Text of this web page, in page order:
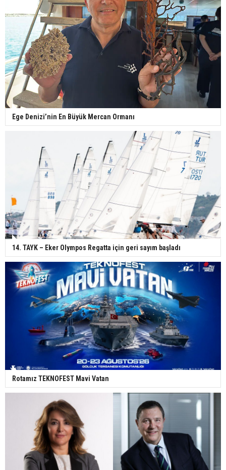
Ege Denizi’nin En Büyük Mercan Ormanı
14. TAYK – Eker Olympos Regatta için geri sayım başladı
Rotamız TEKNOFEST Mavi Vatan